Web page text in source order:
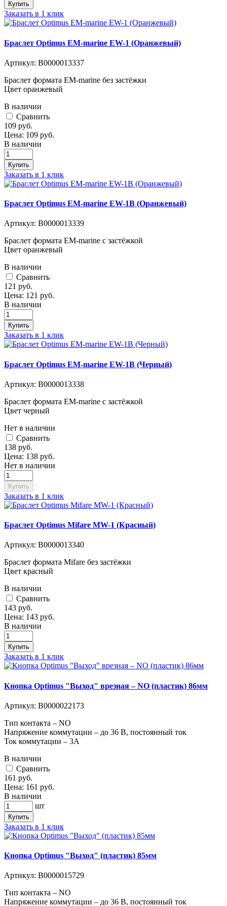
Купить
Заказать в 1 клик
Браслет Optimus EM-marine EW-1 (Оранжевый)
Артикул: В0000013337
Браслет формата EM-marine без застёжки
Цвет оранжевый
В наличии
Cравнить
109 руб.
Цена: 109 руб.
В наличии
Купить
Заказать в 1 клик
Браслет Optimus EM-marine EW-1B (Оранжевый)
Артикул: В0000013339
Браслет формата EM-marine с застёжкой
Цвет оранжевый
В наличии
Cравнить
121 руб.
Цена: 121 руб.
В наличии
Купить
Заказать в 1 клик
Браслет Optimus EM-marine EW-1B (Черный)
Артикул: В0000013338
Браслет формата EM-marine с застёжкой
Цвет черный
Нет в наличии
Cравнить
138 руб.
Цена: 138 руб.
Нет в наличии
Купить
Заказать в 1 клик
Браслет Optimus Mifare MW-1 (Красный)
Артикул: В0000013340
Браслет формата Mifare без застёжки
Цвет красный
В наличии
Cравнить
143 руб.
Цена: 143 руб.
В наличии
Купить
Заказать в 1 клик
Кнопка Optimus "Выход" врезная – NO (пластик) 86мм
Артикул: В0000022173
Тип контакта – NO
Напряжение коммутации – до 36 В, постоянный ток
Ток коммутации – 3А
В наличии
Cравнить
161 руб.
Цена: 161 руб.
В наличии
шт
Купить
Заказать в 1 клик
Кнопка Optimus "Выход" (пластик) 85мм
Артикул: В0000015729
Тип контакта – NO
Напряжение коммутации – до 36 В, постоянный ток